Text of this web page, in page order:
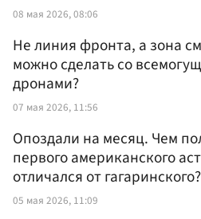
08 мая 2026, 08:06
Не линия фронта, а зона
можно сделать со
дронами?
07 мая 2026, 11:56
Опоздали на месяц. Чем
первого американского
отличался от гагаринского?
05 мая 2026, 11:09